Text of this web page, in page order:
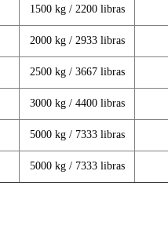
1500 kg / 2200 libras
2000 kg / 2933 libras
2500 kg / 3667 libras
3000 kg / 4400 libras
5000 kg / 7333 libras
5000 kg / 7333 libras